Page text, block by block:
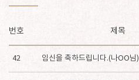
번호 제목
42 임신을 축하드립니다.(나OO님)